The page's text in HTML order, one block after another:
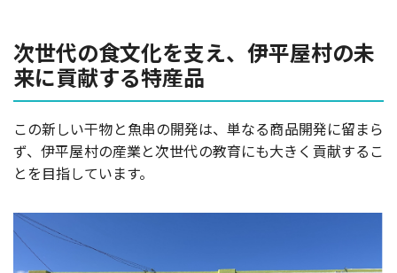
次世代の食文化を支え、伊平屋村の未
来に貢献する特産品
この新しい干物と魚串の開発は、単なる商品開発に留まら
ず、伊平屋村の産業と次世代の教育にも大きく貢献するこ
とを目指しています。